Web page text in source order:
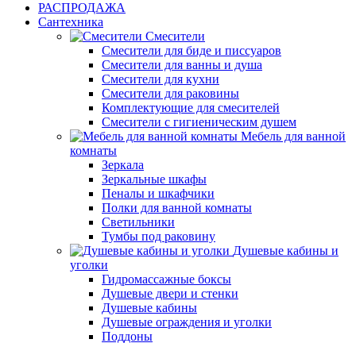
РАСПРОДАЖА
Сантехника
Смесители
Смесители для биде и писсуаров
Смесители для ванны и душа
Смесители для кухни
Смесители для раковины
Комплектующие для смесителей
Смесители с гигиеническим душем
Мебель для ванной
комнаты
Зеркала
Зеркальные шкафы
Пеналы и шкафчики
Полки для ванной комнаты
Светильники
Тумбы под раковину
Душевые кабины и
уголки
Гидромассажные боксы
Душевые двери и стенки
Душевые кабины
Душевые ограждения и уголки
Поддоны